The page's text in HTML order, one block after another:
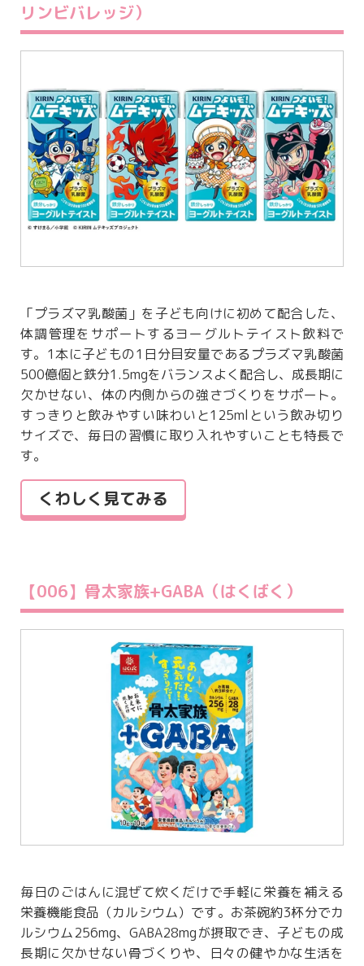
リンビバレッジ）
「プラズマ乳酸菌」を子ども向けに初めて配合した、
体調管理をサポートするヨーグルトテイスト飲料で
す。1本に子どもの1日分目安量であるプラズマ乳酸菌
500億個と鉄分1.5mgをバランスよく配合し、成長期に
欠かせない、体の内側からの強さづくりをサポート。
すっきりと飲みやすい味わいと125mlという飲み切り
サイズで、毎日の習慣に取り入れやすいことも特長で
す。
くわしく見てみる
【006】骨太家族+GABA（はくばく）
毎日のごはんに混ぜて炊くだけで手軽に栄養を補える
栄養機能食品（カルシウム）です。お茶碗約3杯分でカ
ルシウム256mg、GABA28mgが摂取でき、子どもの成
長期に欠かせない骨づくりや、日々の健やかな生活を